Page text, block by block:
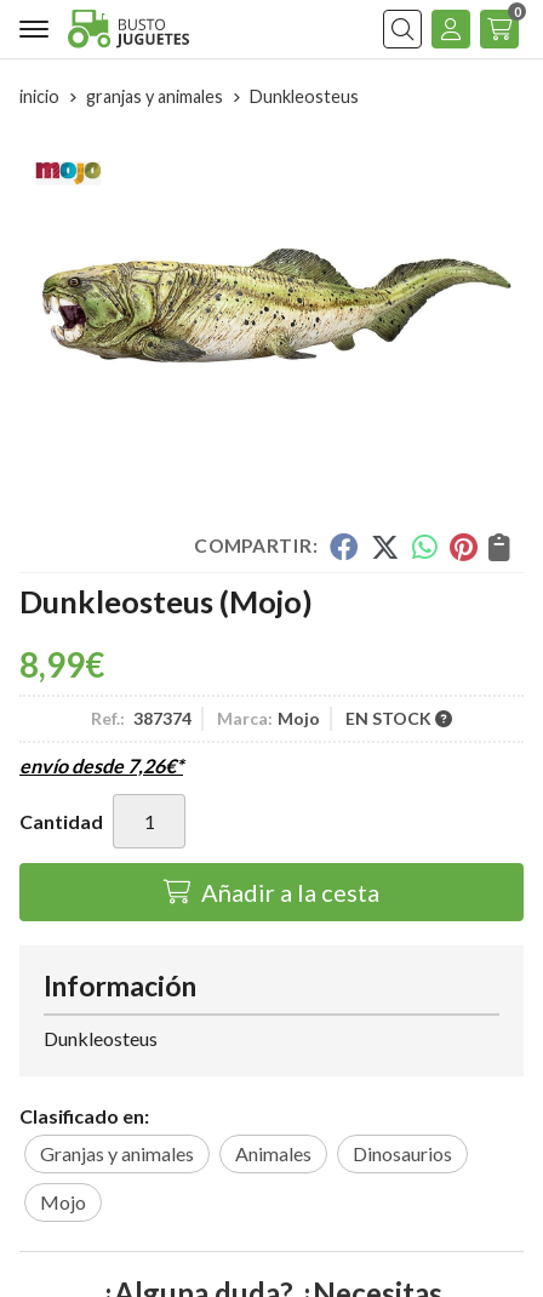
Buscar
0
inicio granjas y animales Dunkleosteus
COMPARTIR:
Dunkleosteus (Mojo)
8,99€
Ref.: 387374 Marca: Mojo EN STOCK
envío desde 7,26€*
Cantidad
Añadir a la cesta
Información
Dunkleosteus
Clasificado en:
Granjas y animales
Animales Dinosaurios
Mojo